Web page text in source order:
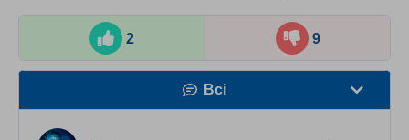
2 9
Всі